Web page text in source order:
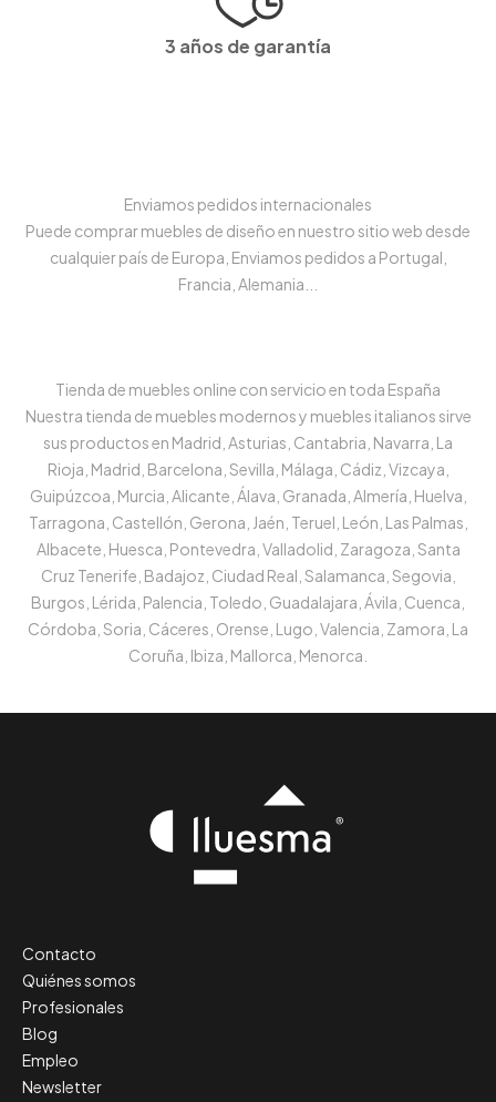
3 años de garantía
Enviamos pedidos internacionales
Puede comprar muebles de diseño en nuestro sitio web desde
cualquier país de Europa, Enviamos pedidos a Portugal,
Francia, Alemania...
Tienda de muebles online con servicio en toda España
Nuestra tienda de muebles modernos y muebles italianos sirve
sus productos en Madrid, Asturias, Cantabria, Navarra, La
Rioja, Madrid, Barcelona, Sevilla, Málaga, Cádiz, Vizcaya,
Guipúzcoa, Murcia, Alicante, Álava, Granada, Almería, Huelva,
Tarragona, Castellón, Gerona, Jaén, Teruel, León, Las Palmas,
Albacete, Huesca, Pontevedra, Valladolid, Zaragoza, Santa
Cruz Tenerife, Badajoz, Ciudad Real, Salamanca, Segovia,
Burgos, Lérida, Palencia, Toledo, Guadalajara, Ávila, Cuenca,
Córdoba, Soria, Cáceres, Orense, Lugo, Valencia, Zamora, La
Coruña, Ibiza, Mallorca, Menorca.
Contacto
Quiénes somos
Profesionales
Blog
Empleo
Newsletter